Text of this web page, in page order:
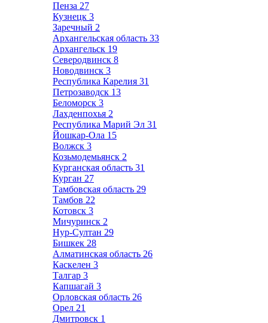
Пенза 27
Кузнецк 3
Заречный 2
Архангельская область 33
Архангельск 19
Северодвинск 8
Новодвинск 3
Республика Карелия 31
Петрозаводск 13
Беломорск 3
Лахденпохья 2
Республика Марий Эл 31
Йошкар-Ола 15
Волжск 3
Козьмодемьянск 2
Курганская область 31
Курган 27
Тамбовская область 29
Тамбов 22
Котовск 3
Мичуринск 2
Нур-Султан 29
Бишкек 28
Алматинская область 26
Каскелен 3
Талгар 3
Капшагай 3
Орловская область 26
Орел 21
Дмитровск 1